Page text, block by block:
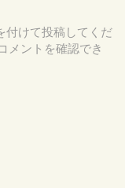
けて投稿してくだ
メントを確認でき